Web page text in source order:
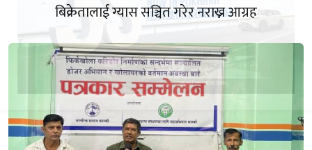
बिक्रेतालाई ग्यास सञ्चित गरेर नराख्न आग्रह